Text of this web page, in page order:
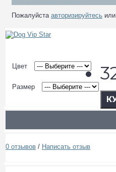
Пожалуйста авторизируйтесь или
Цвет
Размер
0 отзывов / Написать отзыв